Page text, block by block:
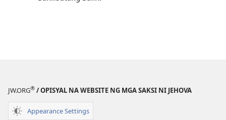
JW.ORG® / OPISYAL NA WEBSITE NG MGA SAKSI NI JEHOVA
Appearance Settings